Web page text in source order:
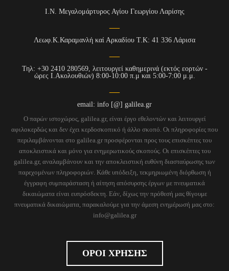
Ι.Ν. Μεγαλομάρτυρος Αγίου Γεωργίου Λαρίσης
Λεωφ.Κ.Καραμανλή καί Αρκαδίου Τ.Κ: 41 336 Λάρισα
Τηλ: +30 2410 280569, λειτουργεί καθημερινά (εκτός εορτών -
ώρες Ι.Ακολουθιών) 8:00-10:00 π.μ και 5:00-7:00 μ.μ.
email: info [@] galilea.gr
Ο παρών ιστοχώρος, galilea.gr, είναι έργο εθελοντών και λειτουργεί
αφιλοκερδώς και δεν έχει κερδοσκοπικό ή άλλο σκοπό. Οι πληροφορίες που
περιλαμβάνονται στο galilea.gr προσφέρονται προς τους επισκέπτες του
αποκλειστικά και μόνο για ενημερωτικούς σκοπούς. Οι επισκέπτες του
galilea.gr, αναλαμβάνουν και την αποκλειστική ευθύνη διασταύρωσης των
παρεχομένων πληροφοριών. Κάθε υπόδειξη, τεκμηριωμένη διόρθωση ή
έγγραφη συμπαράσταση ή αίτηση απόσυρσης έργων με πνευματικά
δικαιώματα είναι ευπρόσδεκτη. Εάν, δίχως την πρόθεσή μας θίγουμε
πνευματικά δικαιώματα, παρακαλούμε για την άμεση ενημέρωσή μας στο:
info@galilea.gr
ΟΡΟΙ ΧΡΗΣΗΣ